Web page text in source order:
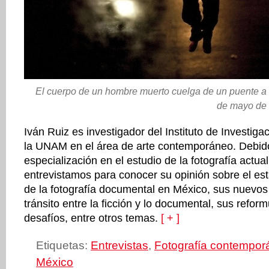
El cuerpo de un hombre muerto cuelga de un puente
de mayo
Iván Ruiz es investigador del Instituto de
la UNAM en el área de arte contemporáneo.
especialización en el estudio de la fotografía
entrevistamos para conocer su opinión sobre el
de la fotografía documental en México, sus
tránsito entre la ficción y lo documental, sus
desafíos, entre otros temas. [ + ]
Etiquetas: Entrevistas, Fotografía
México